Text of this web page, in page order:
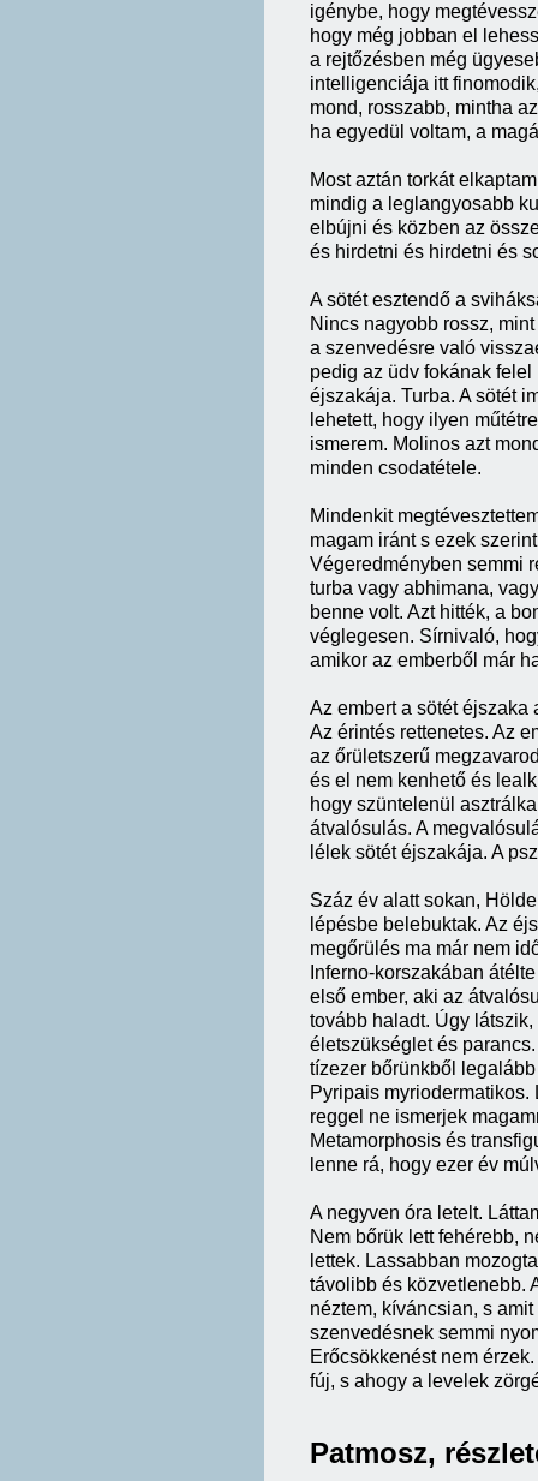
igénybe, hogy
hogy még jobban el
a rejtőzésben még
intelligenciája itt
mond, rosszabb, mintha
ha egyedül voltam, a
Most aztán torkát
mindig a leglangyosabb
elbújni és közben az
és hirdetni és hirdetni és
A sötét esztendő a
Nincs nagyobb rossz,
a szenvedésre való
pedig az üdv fokának felel
éjszakája. Turba. A sötét
lehetett, hogy ilyen
ismerem. Molinos azt
minden csodatétele.
Mindenkit
magam iránt s ezek
Végeredményben semmi
turba vagy abhimana,
benne volt. Azt hitték, a
véglegesen. Sírnivaló,
amikor az emberből már
Az embert a sötét éjszaka
Az érintés rettenetes. Az
az őrületszerű
és el nem kenhető és
hogy szüntelenül
átvalósulás. A
lélek sötét éjszakája. A
Száz év alatt sokan,
lépésbe belebuktak. Az
megőrülés ma már nem
Inferno-korszakában
első ember, aki az
tovább haladt. Úgy
életszükséglet és
tízezer bőrünkből
Pyripais
reggel ne ismerjek
Metamorphosis és
lenne rá, hogy ezer év
A negyven óra letelt.
Nem bőrük lett fehérebb,
lettek. Lassabban
távolibb és közvetlenebb.
néztem, kíváncsian, s
szenvedésnek semmi
Erőcsökkenést nem
fúj, s ahogy a levelek
Patmosz,